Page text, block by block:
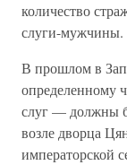
количество
слуги-мужчины.
В прошлом в
определенному
слуг — должны
возле дворца
императорской